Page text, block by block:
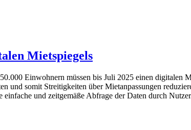
Mietspiegels
Einwohnern müssen bis Juli 2025 einen digitalen
und somit Streitigkeiten über Mietanpassungen
und zeitgemäße Abfrage der Daten durch